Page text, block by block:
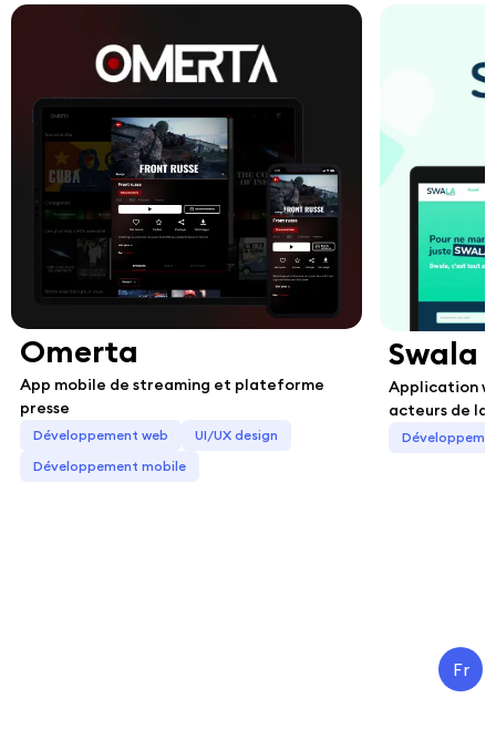
Omerta
App mobile de streaming et plateforme
presse
Développement web
UI/UX design
Développement mobile
Swala
Application
acteurs de la
Fr